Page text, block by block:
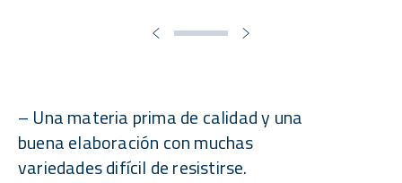
– Una materia prima de calidad y una
buena elaboración con muchas
variedades difícil de resistirse.